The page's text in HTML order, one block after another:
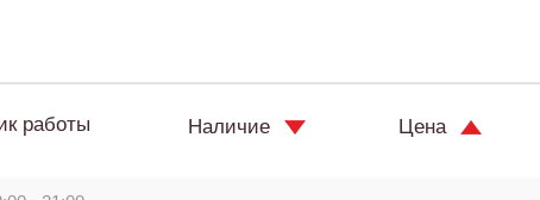
работы Наличие Цена